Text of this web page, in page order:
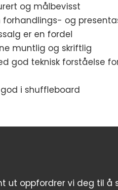
og målbevisst
og
er en fordel
muntlig og skriftlig
god teknisk forståelse
i shuffleboard
ut oppfordrer vi deg til å